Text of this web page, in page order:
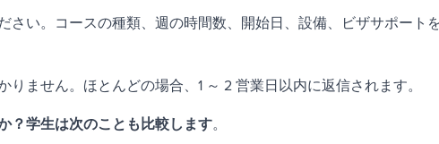
さい。コースの種類、週の時間数、開始日、設備、ビザサポート
ません。ほとんどの場合、1 ～ 2 営業日以内に返信されます。
？学生は次のことも比較します。